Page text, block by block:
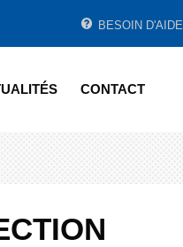
BESOIN D'AIDE
CONTACT